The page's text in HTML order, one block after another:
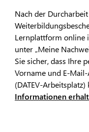
Nach der
Lernplattform online
unter „Meine
Sie sicher, dass Ihre
Vorname und E-
(DATEV-
Informationen